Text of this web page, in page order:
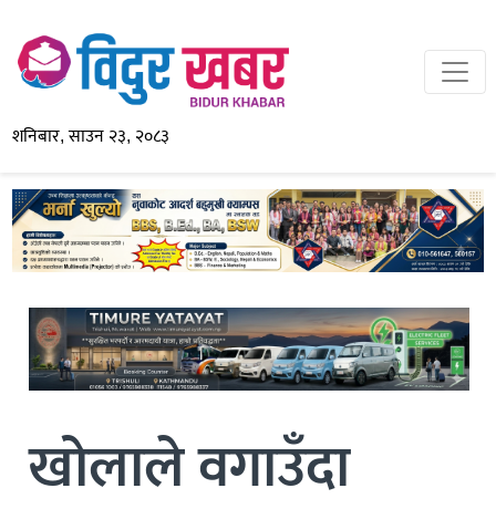
शनिबार, साउन २३, २०८३
खोलाले वगाउँदा